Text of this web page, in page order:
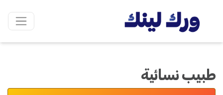
طبيب نسائية